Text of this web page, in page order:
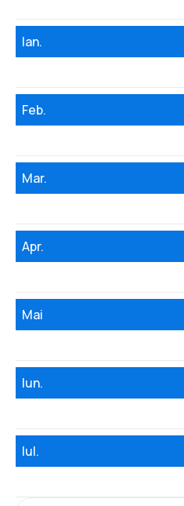
Ian.
Feb.
Mar.
Apr.
Mai
Iun.
Iul.